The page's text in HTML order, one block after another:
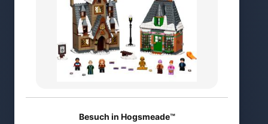
Besuch in Hogsmeade™